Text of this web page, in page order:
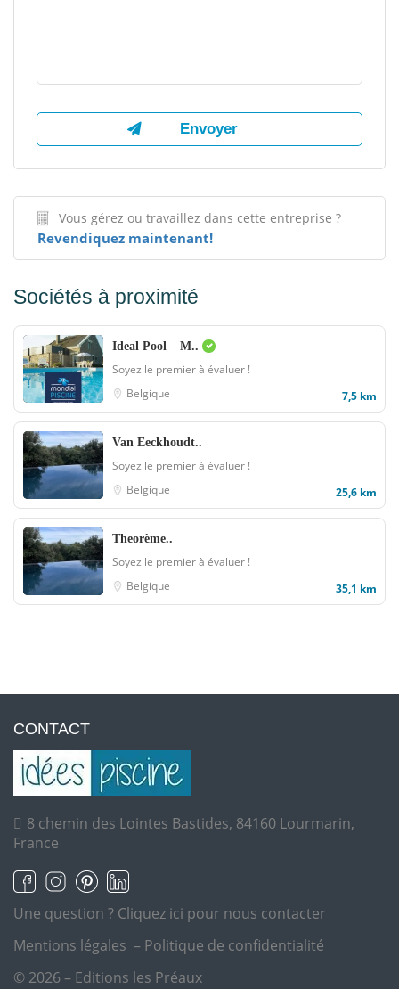
Vous gérez ou travaillez dans cette entreprise ?
Revendiquez maintenant!
Sociétés à proximité
Ideal Pool – M..
Soyez le premier à évaluer !
Belgique
7,5 km
Van Eeckhoudt..
Soyez le premier à évaluer !
Belgique
25,6 km
Theorème..
Soyez le premier à évaluer !
Belgique
35,1 km
CONTACT
8 chemin des Lointes Bastides, 84160 Lourmarin,
France
Une question ? Cliquez ici pour nous contacter
Mentions légales – Politique de confidentialité
© 2026 – Editions les Préaux